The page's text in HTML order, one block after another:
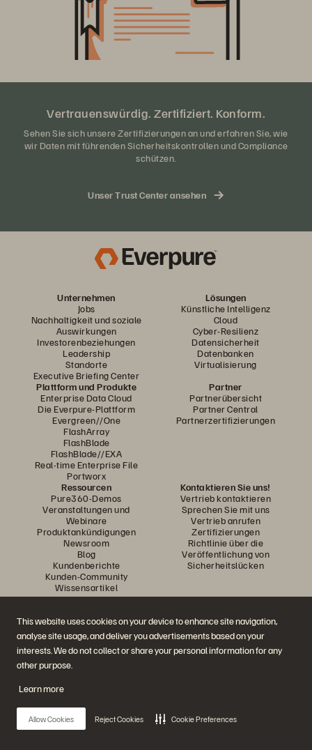
This website uses cookies on your device to enhance site navigation,
analyse site usage, and deliver you advertisements based on your
interests. We do not collect or share your personal information for any
other purpose.
Learn more
Allow Cookies Reject Cookies Cookie Preferences
Vertrauenswürdig. Zertifiziert. Konform.
Sehen Sie sich unsere Zertifizierungen an und erfahren Sie, wie
wir Daten mit führenden Sicherheitskontrollen und Compliance
schützen.
Unser Trust Center ansehen
Unternehmen
Jobs
Nachhaltigkeit und soziale
Auswirkungen
Investorenbeziehungen
Leadership
Standorte
Executive Briefing Center
Lösungen
Künstliche Intelligenz
Cloud
Cyber-Resilienz
Datensicherheit
Datenbanken
Virtualisierung
Plattform und Produkte
Enterprise Data Cloud
Die Everpure-Plattform
Evergreen//One
FlashArray
FlashBlade
FlashBlade//EXA
Real-time Enterprise File
Portworx
Partner
Partnerübersicht
Partner Central
Partnerzertifizierungen
Ressourcen
Pure360-Demos
Veranstaltungen und
Webinare
Produktankündigungen
Newsroom
Blog
Kundenberichte
Kunden-Community
Wissensartikel
Kontaktieren Sie uns!
Vertrieb kontaktieren
Sprechen Sie mit uns
Vertrieb anrufen
Zertifizierungen
Richtlinie über die
Veröffentlichung von
Sicherheitslücken
Diskutiere mit
Folgen Sie den Everpure Social Media Kanälen
Nutzungsbedingungen der Website
Vertrauenszentrum Cookie-Einstellungen